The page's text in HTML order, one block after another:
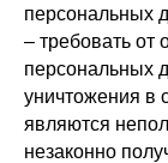
персональных
– требовать от
персональных
уничтожения в
являются
незаконно